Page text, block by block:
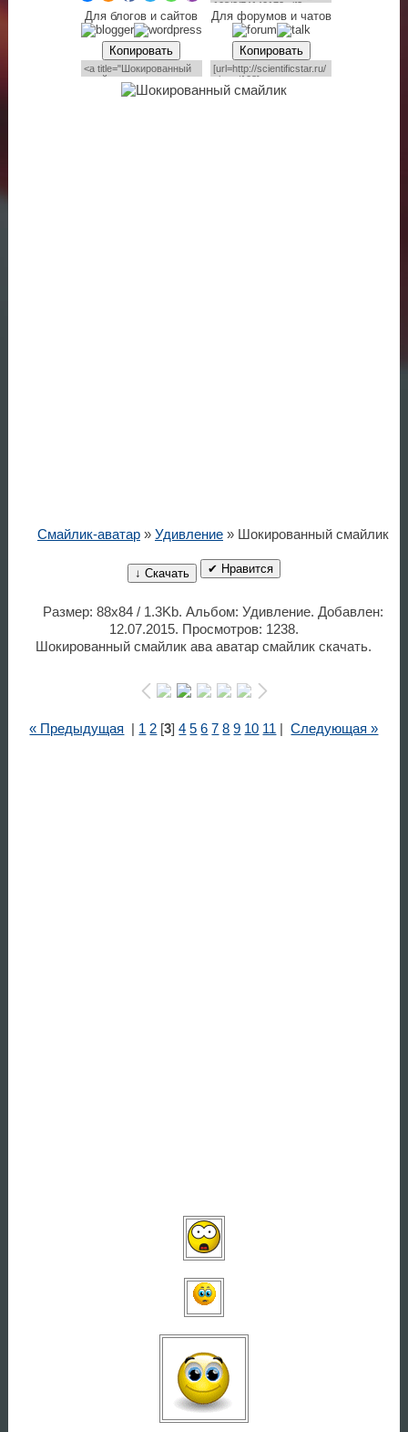
Для блогов и сайтов Для форумов и чатов
Копировать Копировать
Смайлик-аватар» Удивление» Шокированный смайлик
↓ Скачать ✔ Нравится
Размер: 88x84 / 1.3Kb. Альбом: Удивление. Добавлен:
12.07.2015. Просмотров: 1238.
Шокированный смайлик ава аватар смайлик скачать.
« Предыдущая 1 2 [3]4 5 6 7 8 9 10 11 |Следующая »